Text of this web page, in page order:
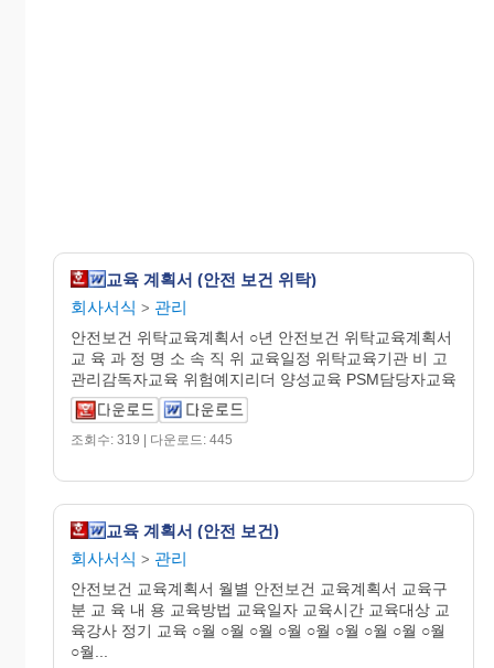
교육 계획서 (안전 보건 위탁)
회사서식 > 관리
안전보건 위탁교육계획서 ○년 안전보건 위탁교육계획서
교 육 과 정 명 소 속 직 위 교육일정 위탁교육기관 비 고
관리감독자교육 위험예지리더 양성교육 PSM담당자교육
조회수: 319 | 다운로드: 445
교육 계획서 (안전 보건)
회사서식 > 관리
안전보건 교육계획서 월별 안전보건 교육계획서 교육구
분 교 육 내 용 교육방법 교육일자 교육시간 교육대상 교
육강사 정기 교육 ○월 ○월 ○월 ○월 ○월 ○월 ○월 ○월 ○월
○월...